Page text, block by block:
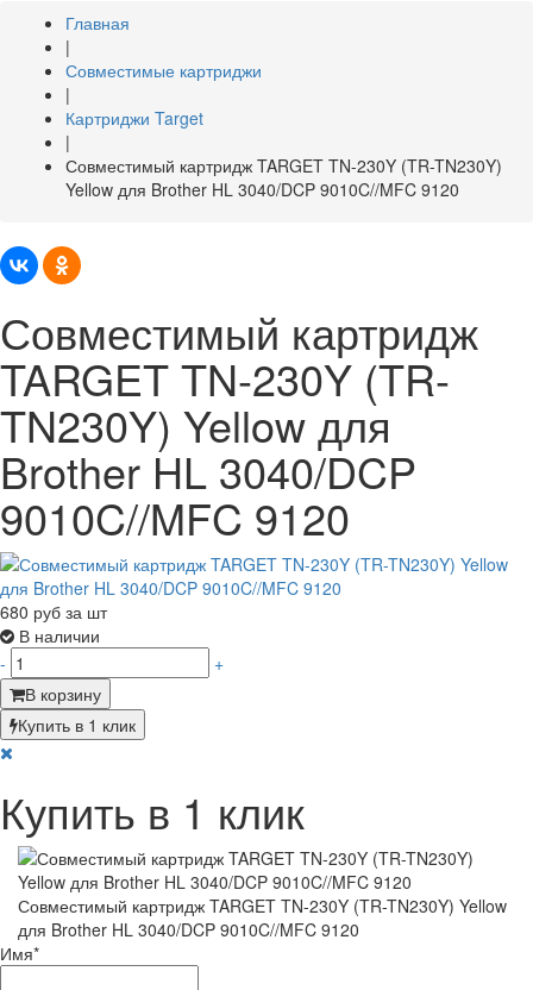
Главная
|
Совместимые картриджи
|
Картриджи Target
|
Совместимый картридж TARGET TN-230Y (TR-TN230Y)
Yellow для Brother HL 3040/DCP 9010C//MFC 9120
Совместимый картридж
TARGET TN-230Y (TR-
TN230Y) Yellow для
Brother HL 3040/DCP
9010C//MFC 9120
680 руб за шт
В наличии
-
+
В корзину
Купить в 1 клик
Купить в 1 клик
Совместимый картридж TARGET TN-230Y (TR-TN230Y) Yellow
для Brother HL 3040/DCP 9010C//MFC 9120
Имя*